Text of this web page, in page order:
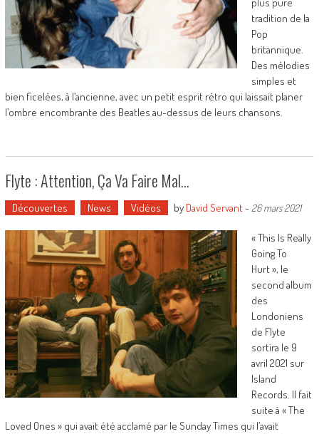
tradition de la
Pop
britannique.
Des mélodies
simples et
bien ficelées, à l’ancienne, avec un petit esprit rétro qui laissait planer
l’ombre encombrante des Beatles au-dessus de leurs chansons.
Flyte : Attention, Ça Va Faire Mal…
Découvertes News Vidéos by David Servant- 26 mars 2021
« This Is Really
Going To
Hurt », le
second album
des
Londoniens
de Flyte
sortira le 9
avril 2021 sur
Island
Records. Il fait
suite à « The
Loved Ones » qui avait été acclamé par le Sunday Times qui l’avait